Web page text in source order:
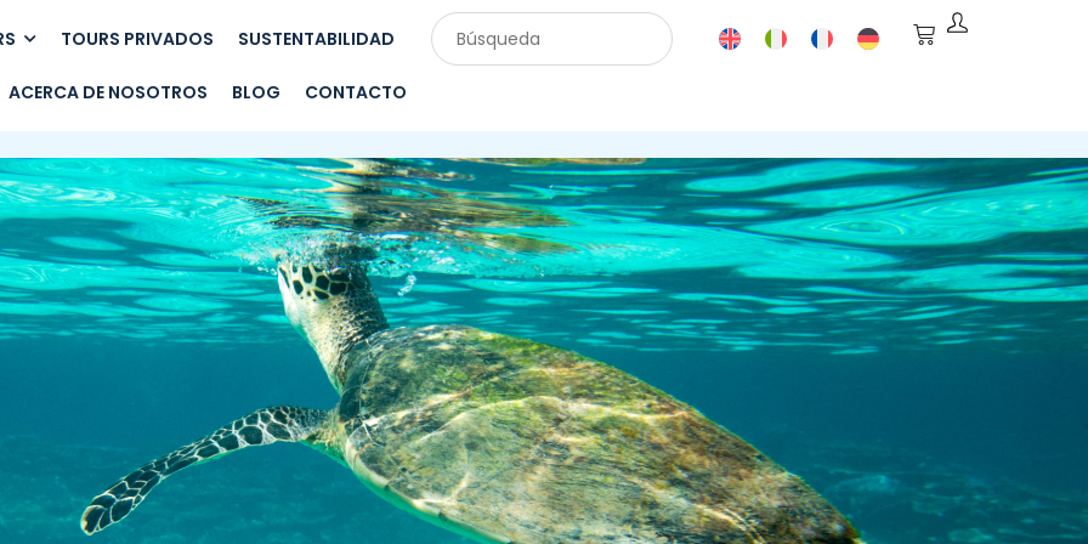
TOURS PRIVADOS SUSTENTABILIDAD
ACERCA DE NOSOTROS BLOG CONTACTO